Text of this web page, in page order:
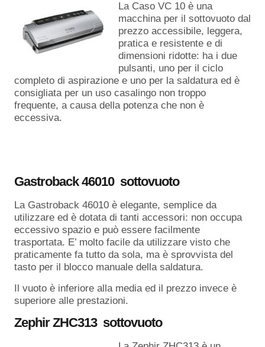
La Caso VC 10 è una
macchina per il sottovuoto dal
prezzo accessibile, leggera,
pratica e resistente e di
dimensioni ridotte: ha i due
pulsanti, uno per il ciclo
completo di aspirazione e uno per la saldatura ed è
consigliata per un uso casalingo non troppo
frequente, a causa della potenza che non è
eccessiva.
Gastroback 46010 sottovuoto
La Gastroback 46010 è elegante, semplice da
utilizzare ed è dotata di tanti accessori: non occupa
eccessivo spazio e può essere facilmente
trasportata. E’ molto facile da utilizzare visto che
praticamente fa tutto da sola, ma è sprovvista del
tasto per il blocco manuale della saldatura.
Il vuoto è inferiore alla media ed il prezzo invece è
superiore alle prestazioni.
Zephir ZHC313 sottovuoto